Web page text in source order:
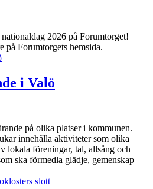
2026 på Forumtorget!
på Forumtorgets hemsida.
i Valö
på olika platser i kommunen.
innehålla aktiviteter som olika
lokala föreningar, tal, allsång och
ska förmedla glädje, gemenskap